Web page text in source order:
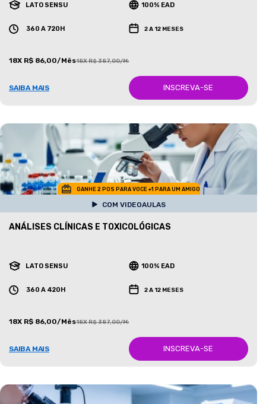
LATO SENSU 100% EAD
360 A 720H 2 A 12 MESES
18X R$ 86,00/Mês18X R$ 387,00/Mês
SAIBA MAIS INSCREVA-SE
GANHE 2 POS PARA VOCE +1 PARA UM AMIGO
COM VIDEOAULAS
ANÁLISES CLÍNICAS E TOXICOLÓGICAS
LATO SENSU 100% EAD
360 A 420H 2 A 12 MESES
18X R$ 86,00/Mês18X R$ 387,00/Mês
SAIBA MAIS INSCREVA-SE